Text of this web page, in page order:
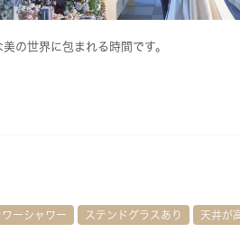
の世界に包まれる時間です。
ワーシャワー ステンドグラスあり 天井が